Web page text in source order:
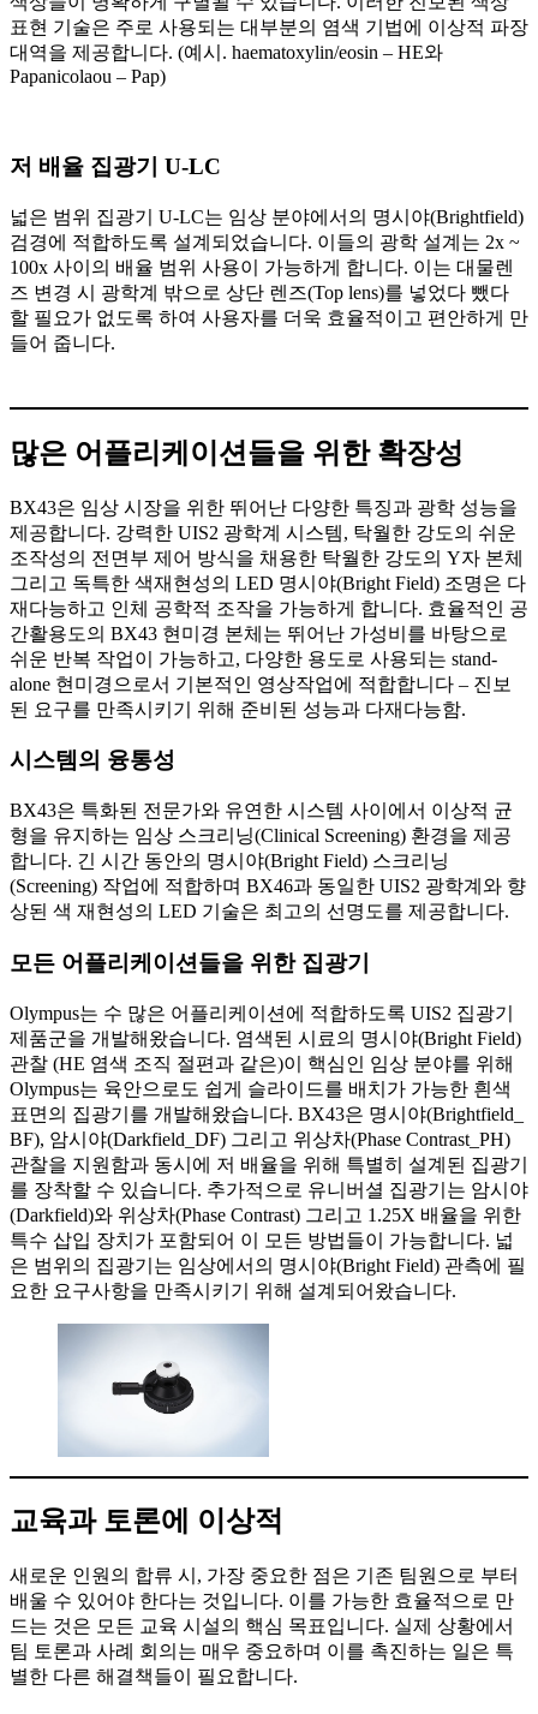
표현 기술은 주로 사용되는 대부분의 염색 기법에 이상적 파장
대역을 제공합니다. (예시. haematoxylin/eosin – HE와
Papanicolaou – Pap)
저 배율 집광기 U-LC
넓은 범위 집광기 U-LC는 임상 분야에서의 명시야(Brightfield)
검경에 적합하도록 설계되었습니다. 이들의 광학 설계는 2x ~
100x 사이의 배율 범위 사용이 가능하게 합니다. 이는 대물렌
즈 변경 시 광학계 밖으로 상단 렌즈(Top lens)를 넣었다 뺐다
할 필요가 없도록 하여 사용자를 더욱 효율적이고 편안하게 만
들어 줍니다.
많은 어플리케이션들을 위한 확장성
BX43은 임상 시장을 위한 뛰어난 다양한 특징과 광학 성능을
제공합니다. 강력한 UIS2 광학계 시스템, 탁월한 강도의 쉬운
조작성의 전면부 제어 방식을 채용한 탁월한 강도의 Y자 본체
그리고 독특한 색재현성의 LED 명시야(Bright Field) 조명은 다
재다능하고 인체 공학적 조작을 가능하게 합니다. 효율적인 공
간활용도의 BX43 현미경 본체는 뛰어난 가성비를 바탕으로
쉬운 반복 작업이 가능하고, 다양한 용도로 사용되는 stand-
alone 현미경으로서 기본적인 영상작업에 적합합니다 – 진보
된 요구를 만족시키기 위해 준비된 성능과 다재다능함.
시스템의 융통성
BX43은 특화된 전문가와 유연한 시스템 사이에서 이상적 균
형을 유지하는 임상 스크리닝(Clinical Screening) 환경을 제공
합니다. 긴 시간 동안의 명시야(Bright Field) 스크리닝
(Screening) 작업에 적합하며 BX46과 동일한 UIS2 광학계와 향
상된 색 재현성의 LED 기술은 최고의 선명도를 제공합니다.
모든 어플리케이션들을 위한 집광기
Olympus는 수 많은 어플리케이션에 적합하도록 UIS2 집광기
제품군을 개발해왔습니다. 염색된 시료의 명시야(Bright Field)
관찰 (HE 염색 조직 절편과 같은)이 핵심인 임상 분야를 위해
Olympus는 육안으로도 쉽게 슬라이드를 배치가 가능한 흰색
표면의 집광기를 개발해왔습니다. BX43은 명시야(Brightfield_
BF), 암시야(Darkfield_DF) 그리고 위상차(Phase Contrast_PH)
관찰을 지원함과 동시에 저 배율을 위해 특별히 설계된 집광기
를 장착할 수 있습니다. 추가적으로 유니버셜 집광기는 암시야
(Darkfield)와 위상차(Phase Contrast) 그리고 1.25X 배율을 위한
특수 삽입 장치가 포함되어 이 모든 방법들이 가능합니다. 넓
은 범위의 집광기는 임상에서의 명시야(Bright Field) 관측에 필
요한 요구사항을 만족시키기 위해 설계되어왔습니다.
교육과 토론에 이상적
새로운 인원의 합류 시, 가장 중요한 점은 기존 팀원으로 부터
배울 수 있어야 한다는 것입니다. 이를 가능한 효율적으로 만
드는 것은 모든 교육 시설의 핵심 목표입니다. 실제 상황에서
팀 토론과 사례 회의는 매우 중요하며 이를 촉진하는 일은 특
별한 다른 해결책들이 필요합니다.